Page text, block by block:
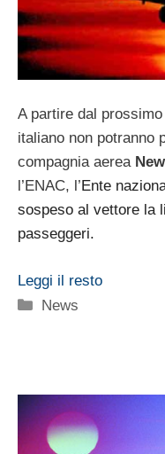
A partire dal prossimo
italiano non potranno
compagnia aerea
l’ENAC, l’ Ente
sospeso al vettore la
passeggeri.
Leggi il resto
Categorie
News